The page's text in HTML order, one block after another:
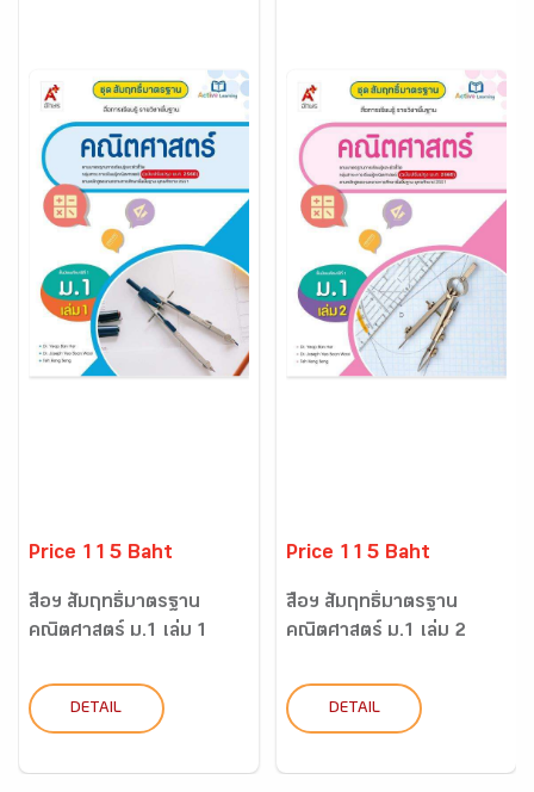
Price 115 Baht
สื่อฯ สัมฤทธิ์มาตรฐาน
คณิตศาสตร์ ม.1 เล่ม 1
DETAIL
Price 115 Baht
สื่อฯ สัมฤทธิ์มาตรฐาน
คณิตศาสตร์ ม.1 เล่ม 2
DETAIL